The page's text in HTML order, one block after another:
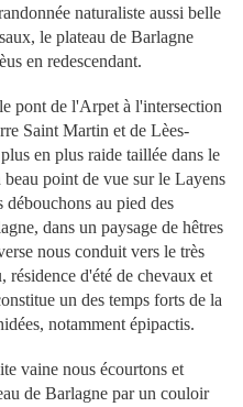
naturaliste aussi belle
le plateau de Barlagne
en redescendant.
pont de l'Arpet à l'intersection
Saint Martin et de Lèes-
en plus raide taillée dans le
point de vue sur le Layens
au pied des
dans un paysage de hêtres
nous conduit vers le très
résidence d'été de chevaux et
un des temps forts de la
notamment épipactis.
vaine nous écourtons et
de Barlagne par un couloir